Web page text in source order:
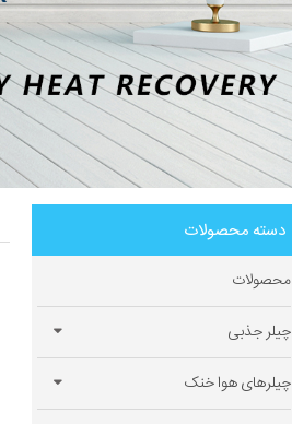
دسته محصولات
محصولات
چیلر جذبی
چیلرهای هوا خنک